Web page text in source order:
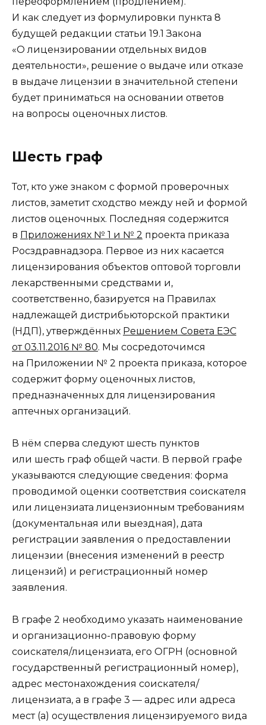
И как следует из формулировки пункта 8
будущей редакции статьи 19.1 Закона
«О лицензировании отдельных видов
деятельности», решение о выдаче или отказе
в выдаче лицензии в значительной степени
будет приниматься на основании ответов
на вопросы оценочных листов.
Шесть граф
Тот, кто уже знаком с формой проверочных
листов, заметит сходство между ней и формой
листов оценочных. Последняя содержится
в Приложениях № 1 и № 2 проекта приказа
Росздравнадзора. Первое из них касается
лицензирования объектов оптовой торговли
лекарственными средствами и,
соответственно, базируется на Правилах
надлежащей дистрибьюторской практики
(НДП), утверждённых Решением Совета ЕЭС
от 03.11.2016 № 80. Мы сосредоточимся
на Приложении № 2 проекта приказа, которое
содержит форму оценочных листов,
предназначенных для лицензирования
аптечных организаций.
В нём сперва следуют шесть пунктов
или шесть граф общей части. В первой графе
указываются следующие сведения: форма
проводимой оценки соответствия соискателя
или лицензиата лицензионным требованиям
(документальная или выездная), дата
регистрации заявления о предоставлении
лицензии (внесения изменений в реестр
лицензий) и регистрационный номер
заявления.
В графе 2 необходимо указать наименование
и организационно-правовую форму
соискателя/лицензиата, его ОГРН (основной
государственный регистрационный номер),
адрес местонахождения соискателя/
лицензиата, а в графе 3 — адрес или адреса
мест (а) осуществления лицензируемого вида